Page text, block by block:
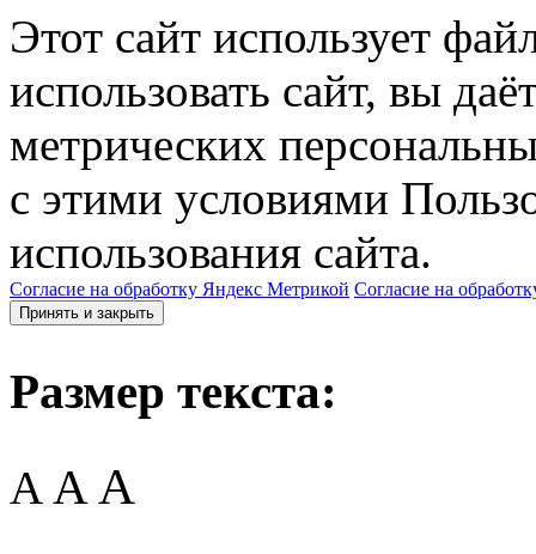
Этот сайт использует
использовать сайт, вы
метрических
с этими условиями
использования сайта.
Согласие на обработку Яндекс Метрикой Согласие на
Принять и закрыть
Размер текста:
A AA